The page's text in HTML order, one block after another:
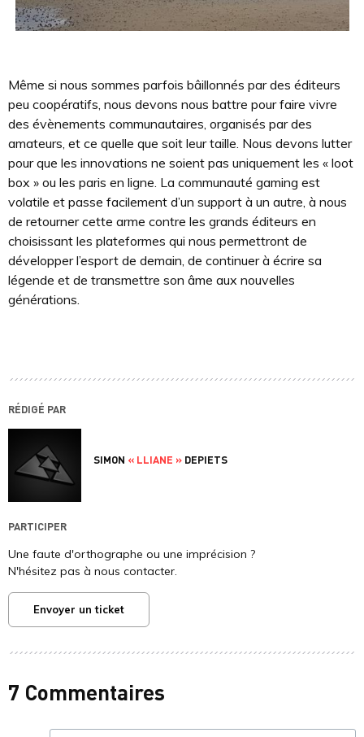
Même si nous sommes parfois bâillonnés par des éditeurs
peu coopératifs, nous devons nous battre pour faire vivre
des évènements communautaires, organisés par des
amateurs, et ce quelle que soit leur taille. Nous devons lutter
pour que les innovations ne soient pas uniquement les « loot
box » ou les paris en ligne. La communauté gaming est
volatile et passe facilement d’un support à un autre, à nous
de retourner cette arme contre les grands éditeurs en
choisissant les plateformes qui nous permettront de
développer l’esport de demain, de continuer à écrire sa
légende et de transmettre son âme aux nouvelles
générations.
RÉDIGÉ PAR
SIMON « LLIANE » DEPIETS
PARTICIPER
Une faute d'orthographe ou une imprécision ?
N'hésitez pas à nous contacter.
Envoyer un ticket
7 Commentaires